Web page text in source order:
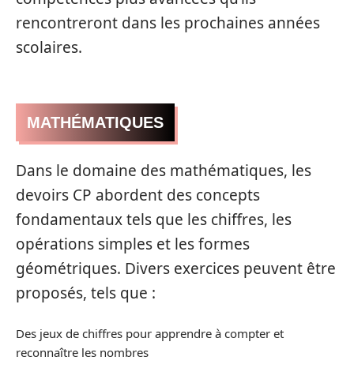
rencontreront dans les prochaines années
scolaires.
MATHÉMATIQUES
Dans le domaine des mathématiques, les
devoirs CP abordent des concepts
fondamentaux tels que les chiffres, les
opérations simples et les formes
géométriques. Divers exercices peuvent être
proposés, tels que :
Des jeux de chiffres pour apprendre à compter et
reconnaître les nombres